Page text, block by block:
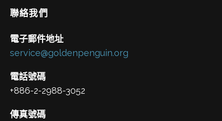
聯絡我們
電子郵件地址
service@goldenpenguin.org
電話號碼
+886-2-2988-3052
傳真號碼